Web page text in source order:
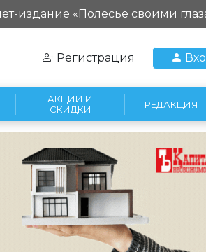
издание «Полесье своими
Регистрация
АКЦИИ И
СКИДКИ
РЕДАКЦИЯ